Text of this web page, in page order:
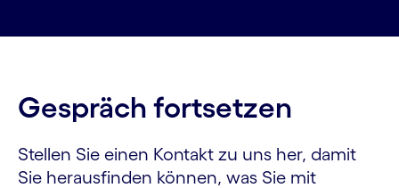
Gespräch fortsetzen
Stellen Sie einen Kontakt zu uns her, damit
Sie herausfinden können, was Sie mit